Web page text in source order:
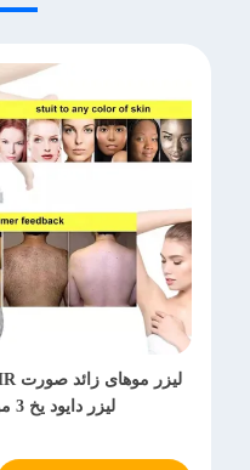
لیزر دایود یخ 3 موجی بدون درد